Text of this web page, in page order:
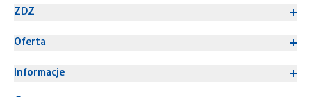
ZDZ
Oferta
Informacje